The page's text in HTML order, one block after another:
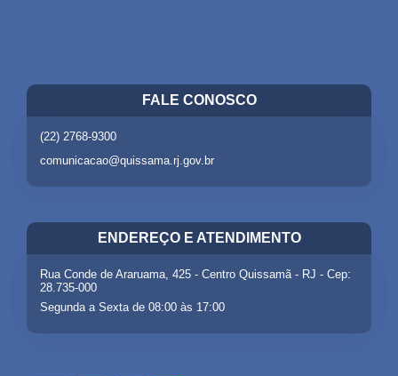
FALE CONOSCO
(22) 2768-9300
comunicacao@quissama.rj.gov.br
ENDEREÇO E ATENDIMENTO
Rua Conde de Araruama, 425 - Centro Quissamã - RJ - Cep:
28.735-000
Segunda a Sexta de 08:00 às 17:00